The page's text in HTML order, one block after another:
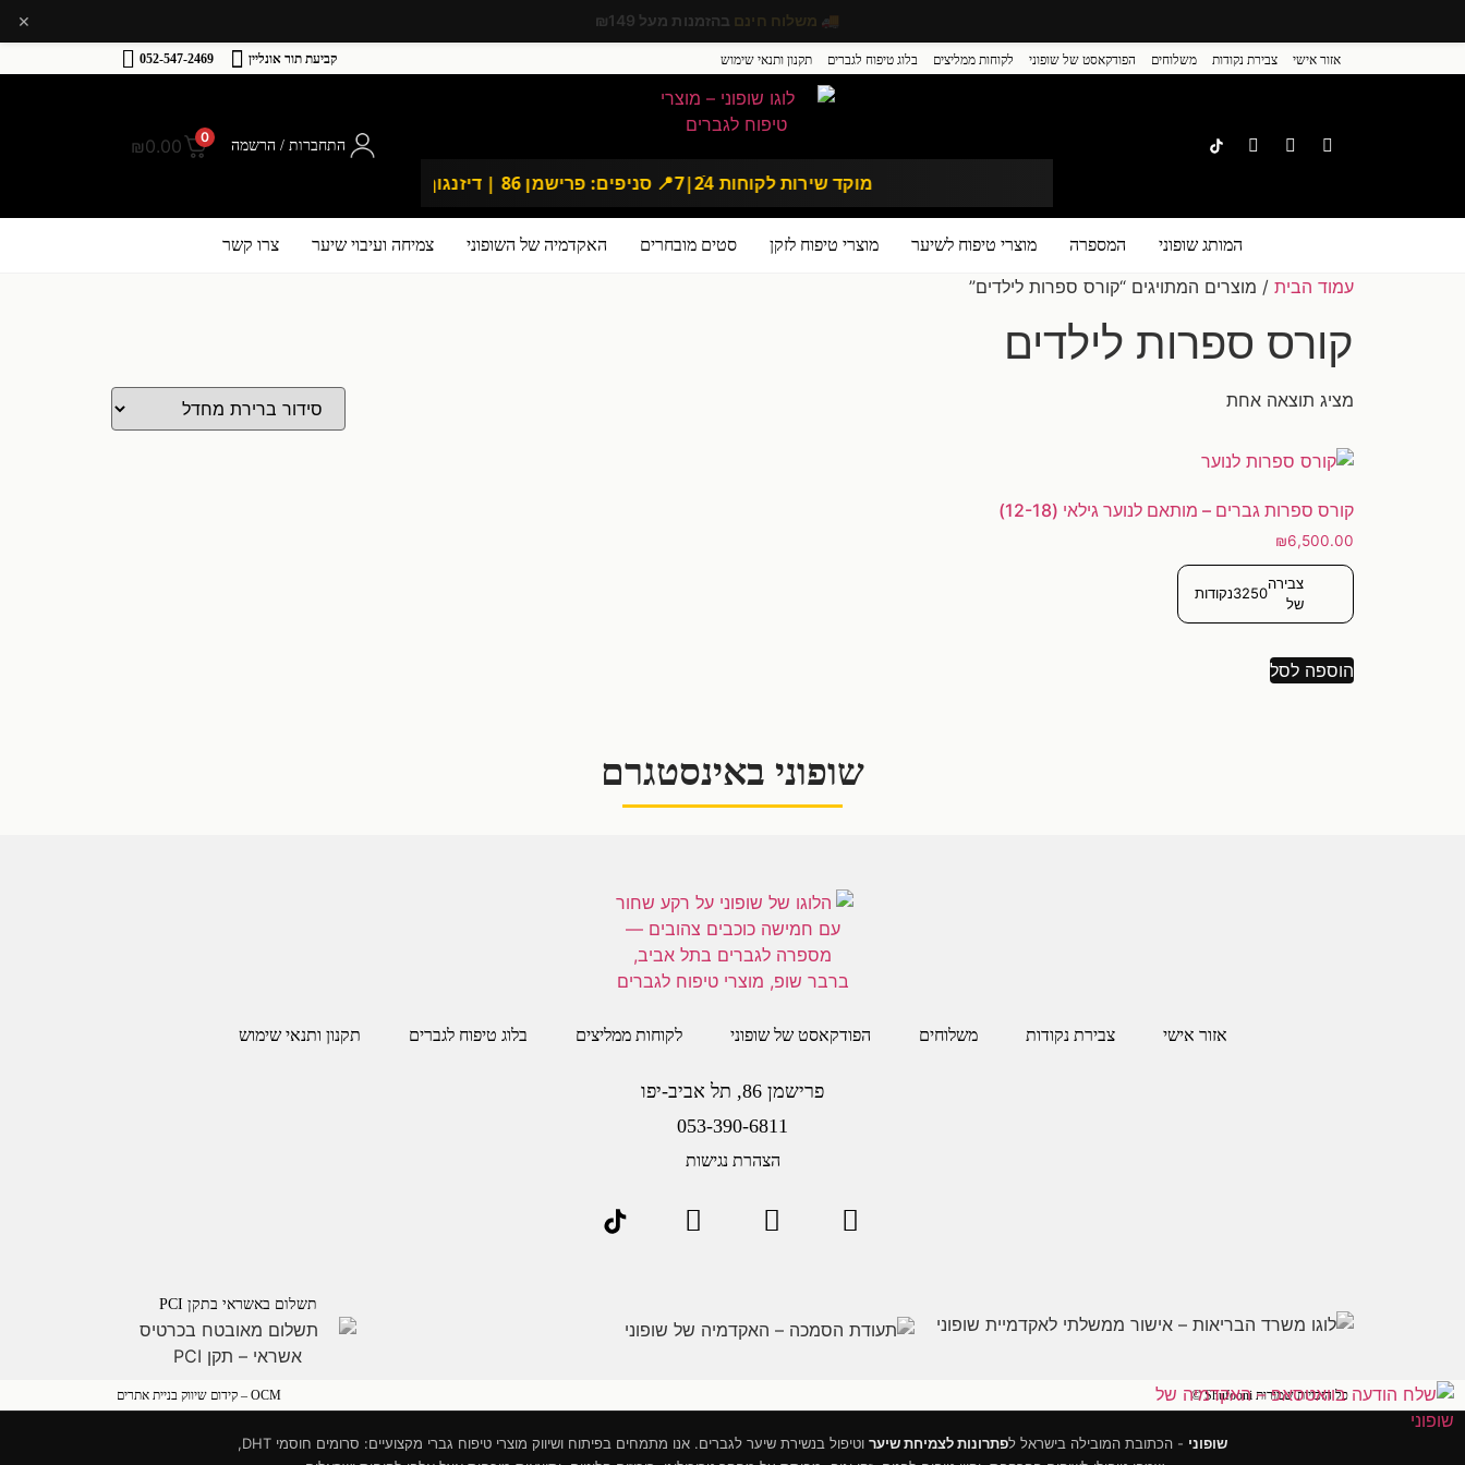
אזור אישי צבירת נקודות משלוחים הפודקאסט של שופוני לקוחות ממליצים בלוג טיפוח לגברים תקנון ותנאי שימוש קביעת תור אונליין 052-547-2469
מוקד שירות לקוחות 24ֿ|7 📍 סניפים: פרישמן 86 | דיזנגוף 167, תל אביב
התחברות / הרשמה
0
₪0.00
המותג שופוני המספרה מוצרי טיפוח לשיער מוצרי טיפוח לזקן סטים מובחרים האקדמיה של השופוני צמיחה ועיבוי שיער צרו קשר
עמוד הבית / מוצרים המתויגים “קורס ספרות לילדים”
קורס ספרות לילדים
מציג תוצאה אחת
קורס ספרות גברים – מותאם לנוער גילאי (12-18)
₪6,500.00
צבירה
של
3250נקודות
הוספה לסל
שופוני באינסטגרם
אזור אישי צבירת נקודות משלוחים הפודקאסט של שופוני לקוחות ממליצים בלוג טיפוח לגברים תקנון ותנאי שימוש
פרישמן 86, תל אביב-יפו
053-390-6811
הצהרת נגישות
תשלום באשראי בתקן PCI
כל הזכויות שמורות Shufooni © OCM – קידום שיווק בניית אתרים
שופוני - הכתובת המובילה בישראל לפתרונות לצמיחת שיער
וטיפול בנשירת שיער לגברים. אנו מתמחים בפיתוח ושיווק מוצרי טיפוח גברי מקצועיים: סרומים חוסמי DHT,
⭐ צבור25 נקודות מועדון בכל הזמנה ×